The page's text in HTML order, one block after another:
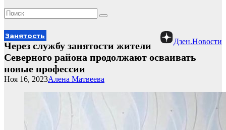
Дзен.Новости
Занятость
Через службу занятости жители
Северного района продолжают осваивать
новые профессии
Алена Матвеева
Ноя 16, 2023